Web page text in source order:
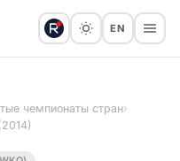
EN
чемпионаты стран›